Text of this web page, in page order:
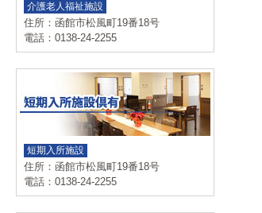
介護老人福祉施設
住所：函館市松風町19番18号
電話：0138-24-2255
短期入所施設
住所：函館市松風町19番18号
電話：0138-24-2255